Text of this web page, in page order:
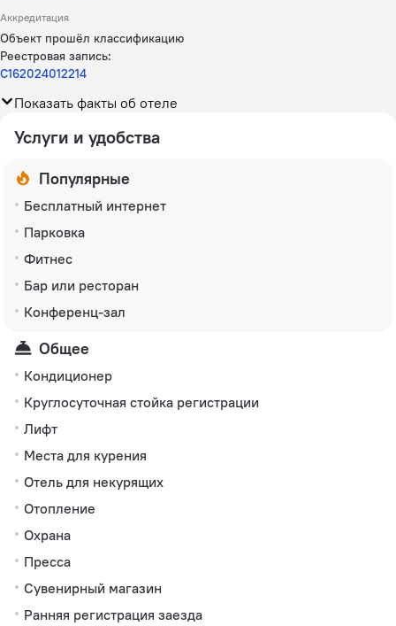
Аккредитация
Объект прошёл классификацию
Реестровая запись:
С162024012214
Показать факты об отеле
Услуги и удобства
Популярные
Бесплатный интернет
Парковка
Фитнес
Бар или ресторан
Конференц-зал
Общее
Кондиционер
Круглосуточная стойка регистрации
Лифт
Места для курения
Отель для некурящих
Отопление
Охрана
Пресса
Сувенирный магазин
Ранняя регистрация заезда